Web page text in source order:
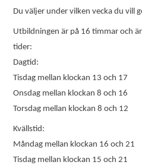
Du väljer under vilken vecka du vill
Utbildningen är på 16 timmar och
tider:
Dagtid:
Tisdag mellan klockan 13 och 17
Onsdag mellan klockan 8 och 16
Torsdag mellan klockan 8 och 12
Kvällstid:
Måndag mellan klockan 16 och 21
Tisdag mellan klockan 15 och 21